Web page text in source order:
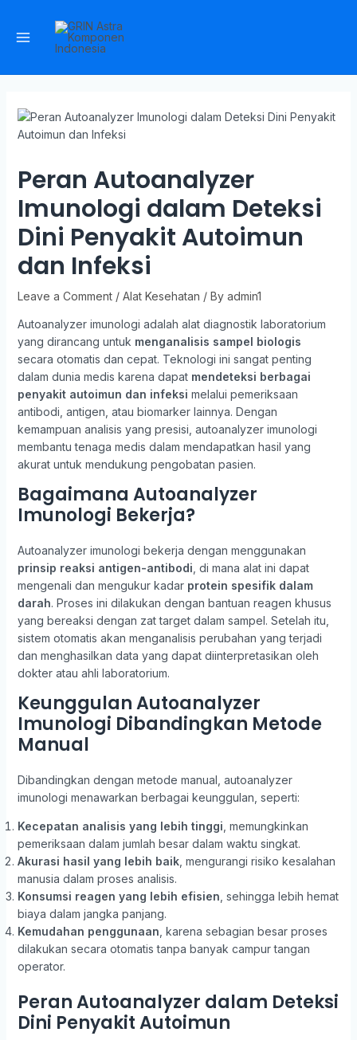
Peran Autoanalyzer
Imunologi dalam Deteksi
Dini Penyakit Autoimun
dan Infeksi
Leave a Comment / Alat Kesehatan / By admin1
Autoanalyzer imunologi adalah alat diagnostik laboratorium
yang dirancang untuk menganalisis sampel biologis
secara otomatis dan cepat. Teknologi ini sangat penting
dalam dunia medis karena dapat mendeteksi berbagai
penyakit autoimun dan infeksi melalui pemeriksaan
antibodi, antigen, atau biomarker lainnya. Dengan
kemampuan analisis yang presisi, autoanalyzer imunologi
membantu tenaga medis dalam mendapatkan hasil yang
akurat untuk mendukung pengobatan pasien.
Bagaimana Autoanalyzer
Imunologi Bekerja?
Autoanalyzer imunologi bekerja dengan menggunakan
prinsip reaksi antigen-antibodi , di mana alat ini dapat
mengenali dan mengukur kadar protein spesifik dalam
darah. Proses ini dilakukan dengan bantuan reagen khusus
yang bereaksi dengan zat target dalam sampel. Setelah itu,
sistem otomatis akan menganalisis perubahan yang terjadi
dan menghasilkan data yang dapat diinterpretasikan oleh
dokter atau ahli laboratorium.
Keunggulan Autoanalyzer
Imunologi Dibandingkan Metode
Manual
Dibandingkan dengan metode manual, autoanalyzer
imunologi menawarkan berbagai keunggulan, seperti:
Kecepatan analisis yang lebih tinggi , memungkinkan
pemeriksaan dalam jumlah besar dalam waktu singkat.
Akurasi hasil yang lebih baik, mengurangi risiko kesalahan
manusia dalam proses analisis.
Konsumsi reagen yang lebih efisien , sehingga lebih hemat
biaya dalam jangka panjang.
Kemudahan penggunaan , karena sebagian besar proses
dilakukan secara otomatis tanpa banyak campur tangan
operator.
Peran Autoanalyzer dalam Deteksi
Dini Penyakit Autoimun